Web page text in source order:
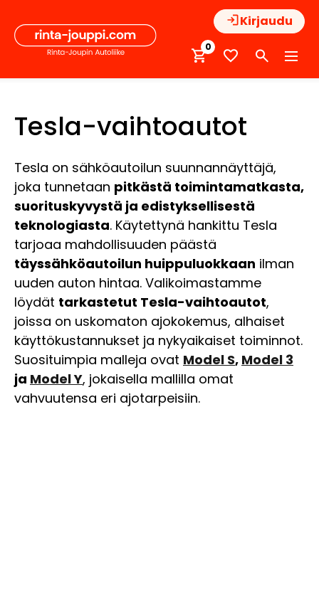
sisältöön
Kirjaudu
0
Tesla-vaihtoautot
Tesla on sähköautoilun suunnannäyttäjä,
joka tunnetaan pitkästä toimintamatkasta,
suorituskyvystä ja edistyksellisestä
teknologiasta. Käytettynä hankittu Tesla
tarjoaa mahdollisuuden päästä
täyssähköautoilun huippuluokkaan ilman
uuden auton hintaa. Valikoimastamme
löydät tarkastetut Tesla-vaihtoautot,
joissa on uskomaton ajokokemus, alhaiset
käyttökustannukset ja nykyaikaiset toiminnot.
Suosituimpia malleja ovat Model S, Model 3
ja Model Y, jokaisella mallilla omat
vahvuutensa eri ajotarpeisiin.